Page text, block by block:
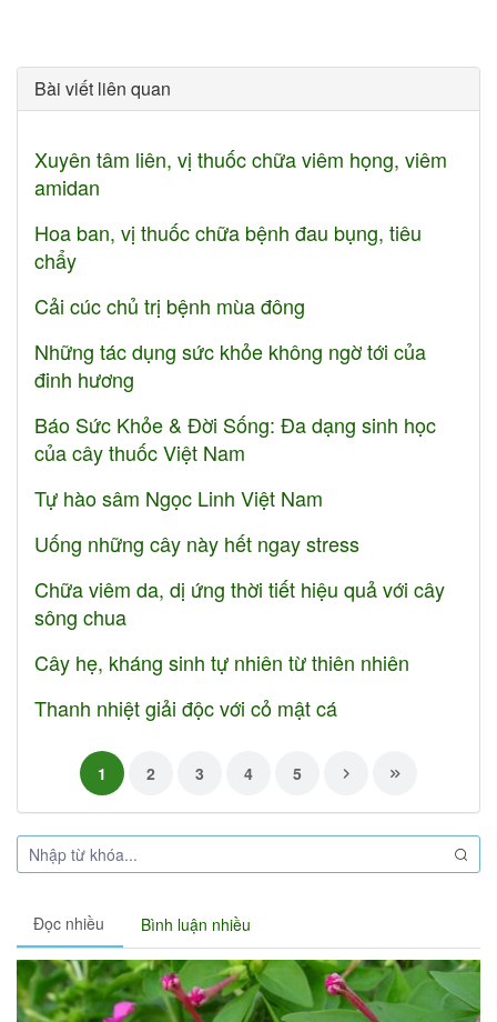
Bài viết liên quan
Xuyên tâm liên, vị thuốc chữa viêm họng, viêm
amidan
Hoa ban, vị thuốc chữa bệnh đau bụng, tiêu
chẩy
Cải cúc chủ trị bệnh mùa đông
Những tác dụng sức khỏe không ngờ tới của
đinh hương
Báo Sức Khỏe & Đời Sống: Đa dạng sinh học
của cây thuốc Việt Nam
Tự hào sâm Ngọc Linh Việt Nam
Uống những cây này hết ngay stress
Chữa viêm da, dị ứng thời tiết hiệu quả với cây
sông chua
Cây hẹ, kháng sinh tự nhiên từ thiên nhiên
Thanh nhiệt giải độc với cỏ mật cá
1 2 3 4 5
Đọc nhiều Bình luận nhiều